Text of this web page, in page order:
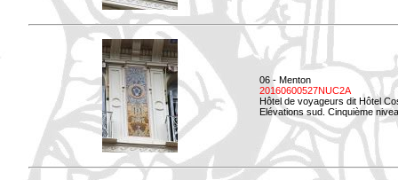
06 - Menton
20160600527NUC2A
Hôtel de voyageurs dit Hôtel
Elévations sud. Cinquième